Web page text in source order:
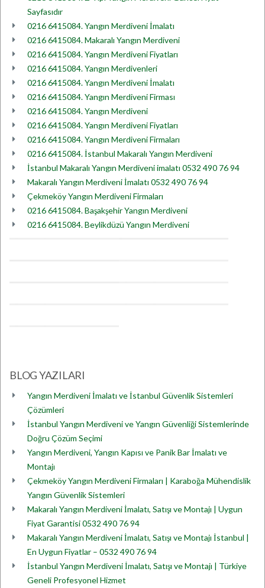
Sayfasıdır
0216 6415084. Yangın Merdiveni İmalatı
0216 6415084. Makaralı Yangın Merdiveni
0216 6415084. Yangın Merdiveni Fiyatları
0216 6415084. Yangın Merdivenleri
0216 6415084. Yangın Merdiveni İmalatı
0216 6415084. Yangın Merdiveni Firması
0216 6415084. Yangın Merdiveni
0216 6415084. Yangın Merdiveni Fiyatları
0216 6415084. Yangın Merdiveni Firmaları
0216 6415084. İstanbul Makaralı Yangın Merdiveni
İstanbul Makaralı Yangın Merdiveni imalatı 0532 490 76 94
Makaralı Yangın Merdiveni İmalatı 0532 490 76 94
Çekmeköy Yangın Merdiveni Firmaları
0216 6415084. Başakşehir Yangın Merdiveni
0216 6415084. Beylikdüzü Yangın Merdiveni
BLOG YAZILARI
Yangın Merdiveni İmalatı ve İstanbul Güvenlik Sistemleri
Çözümleri
İstanbul Yangın Merdiveni ve Yangın Güvenliği Sistemlerinde
Doğru Çözüm Seçimi
Yangın Merdiveni, Yangın Kapısı ve Panik Bar İmalatı ve
Montajı
Çekmeköy Yangın Merdiveni Firmaları | Karaboğa Mühendislik
Yangın Güvenlik Sistemleri
Makaralı Yangın Merdiveni İmalatı, Satışı ve Montajı | Uygun
Fiyat Garantisi 0532 490 76 94
Makaralı Yangın Merdiveni İmalatı, Satışı ve Montajı İstanbul |
En Uygun Fiyatlar – 0532 490 76 94
İstanbul Yangın Merdiveni İmalatı, Satışı ve Montajı | Türkiye
Geneli Profesyonel Hizmet